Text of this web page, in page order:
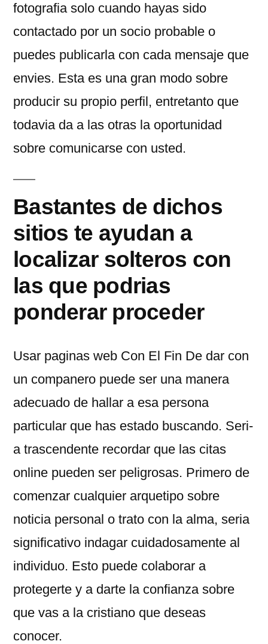
fotografia solo cuando hayas sido
contactado por un socio probable o
puedes publicarla con cada mensaje que
envies. Esta es una gran modo sobre
producir su propio perfil, entretanto que
todavia da a las otras la oportunidad
sobre comunicarse con usted.
Bastantes de dichos
sitios te ayudan a
localizar solteros con
las que podrias
ponderar proceder
Usar paginas web Con El Fin De dar con
un companero puede ser una manera
adecuado de hallar a esa persona
particular que has estado buscando. Seri­
a trascendente recordar que las citas
online pueden ser peligrosas. Primero de
comenzar cualquier arquetipo sobre
noticia personal o trato con la alma, seri­a
significativo indagar cuidadosamente al
individuo. Esto puede colaborar a
protegerte y a darte la confianza sobre
que vas a la cristiano que deseas
conocer.